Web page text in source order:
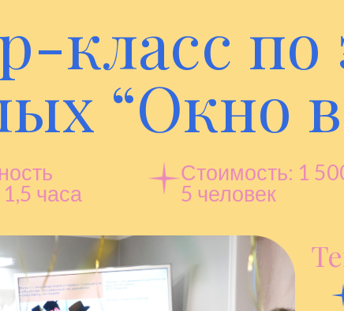
класс по
“Окно
часа
Стоимость: 1
5 человек